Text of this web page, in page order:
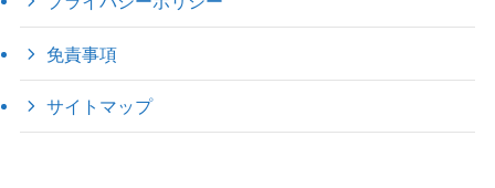
免責事項
サイトマップ